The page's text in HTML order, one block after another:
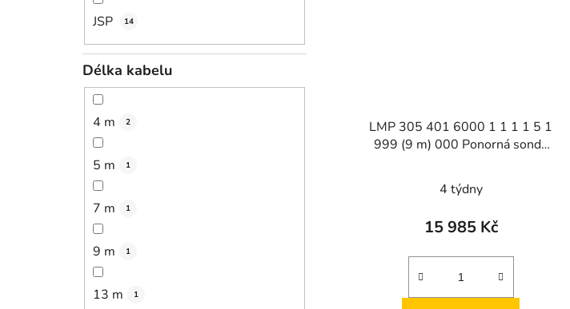
JSP 14
Délka kabelu
4 m 2
5 m 1
7 m 1
9 m 1
13 m 1
LMP 305 401 6000 1 1 1 1 5 1
999 (9 m) 000 Ponorná sonda
kapalin
4 týdny
15 985 Kč